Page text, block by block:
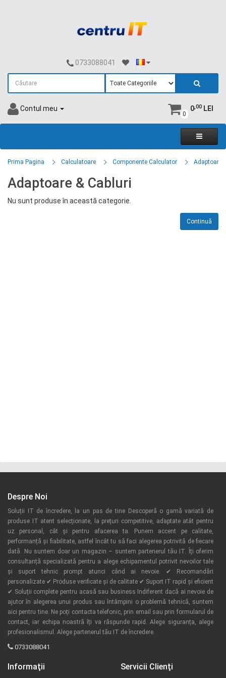
0733088041
Contul meu
0
0,00LEI
Prima Pagina Calculatoare Componente Calculator Adaptoare
Adaptoare & Cabluri
Nu sunt produse în această categorie.
Continuă
Despre Noi
Soluții IT de încredere, la un pas de tine Descoperă o gamă variată de
produse IT atent selecționate, la prețuri competitive, adaptate atât pentru
uz personal, cât și pentru afacerea ta. Punem accent pe calitate,
performanță și fiabilitate, astfel încât tu să faci alegerea potrivită de fiecare
dată. Nu suntem doar un magazin – suntem partenerul tău IT. Îți oferim
consultanță specializată pentru a alege echipamentul potrivit nevoilor tale
și suport tehnic prompt atunci când ai nevoie. ✔ Recomandări
personalizate ✔ Produse verificate și de calitate ✔ Suport IT rapid și eficient
✔ Soluții complete pentru acasă sau business Indiferent dacă ai nevoie de
ajutor în alegerea unui produs sau întâmpini o problemă tehnică, suntem
aici pentru tine. Ne poți contacta telefonic, prin email sau prin formularul de
contact, iar echipa noastră îți va răspunde rapid. Alege siguranța, alege
profesionalismul. Alege partenerul tău IT de încredere.
0733088041
Informaţii Servicii Clienţi